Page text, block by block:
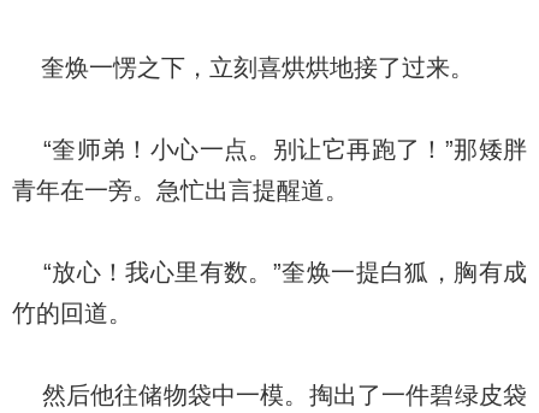
奎焕一愣之下，立刻喜烘烘地接了过来。
“奎师弟！小心一点。别让它再跑了！”那矮胖
青年在一旁。急忙出言提醒道。
“放心！我心里有数。”奎焕一提白狐，胸有成
竹的回道。
然后他往储物袋中一模。掏出了一件碧绿皮袋